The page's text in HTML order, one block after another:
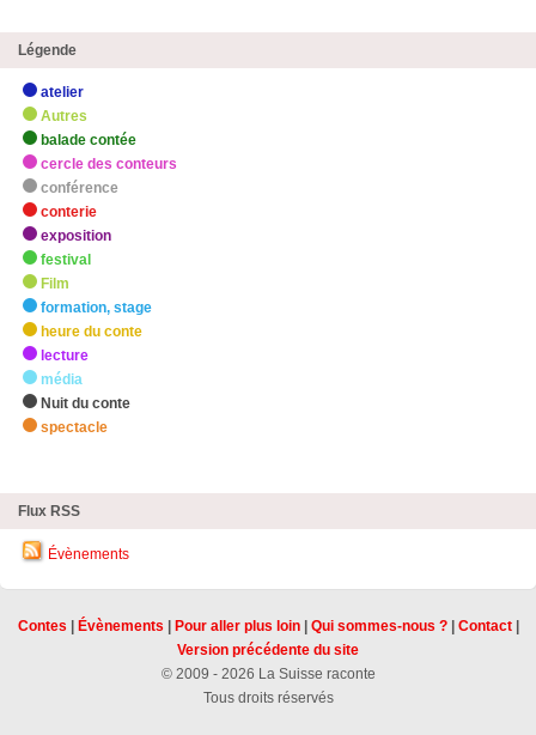
Légende
atelier
Autres
balade contée
cercle des conteurs
conférence
conterie
exposition
festival
Film
formation, stage
heure du conte
lecture
média
Nuit du conte
spectacle
Flux RSS
Évènements
Contes Évènements Pour aller plus loin| Qui sommes-nous ?| Contact|
Version précédente du site
© 2009 - 2026 La Suisse raconte
Tous droits réservés